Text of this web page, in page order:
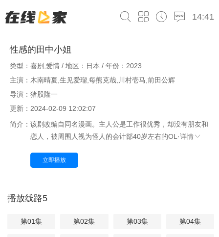
14:41
性感的田中小姐
类型：喜剧,爱情 / 地区：日本 / 年份：2023
主演：木南晴夏,生见爱瑠,每熊克哉,川村壱马,前田公辉
导演：猪股隆一
更新：2024-02-09 12:02:07
简介： 该剧改编自同名漫画。主人公是工作很优秀，却没有朋友和
恋人，被周围人视为怪人的会计部40岁左右的OL·详情
立即播放
播放线路5
第01集 第02集 第03集 第04集